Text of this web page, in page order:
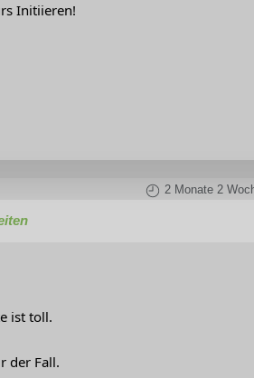
Initiieren!
2 Monate 2
ist toll.
der Fall.